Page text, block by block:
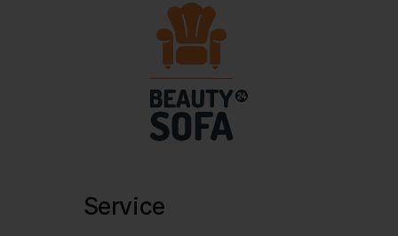
Service